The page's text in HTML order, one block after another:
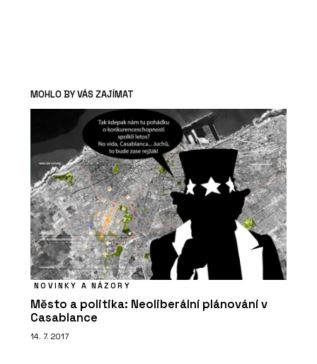
MOHLO BY VÁS ZAJÍMAT
NOVINKY A NÁZORY
Město a politika: Neoliberální plánování v
Casablance
14. 7. 2017